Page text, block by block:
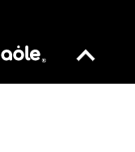
Strona otwiera